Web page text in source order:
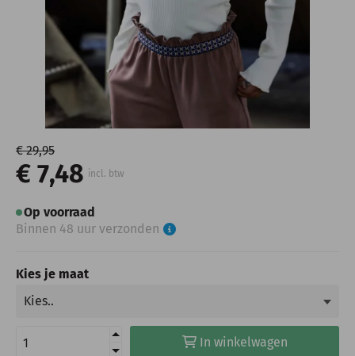
€ 29,95
€ 7,48 incl. btw
Op voorraad
Binnen 48 uur verzonden
Kies je maat
In winkelwagen